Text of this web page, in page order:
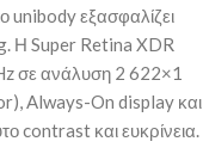
unibody εξασφαλίζει
Η Super Retina XDR
σε ανάλυση 2 622×1
Always-On display και
contrast και ευκρίνεια.